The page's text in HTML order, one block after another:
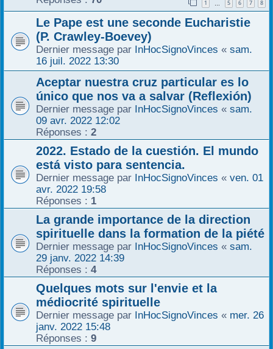
1 … 5 6 7 8
Le Pape est une seconde Eucharistie
(P. Crawley-Boevey)
Dernier message par InHocSignoVinces « sam.
16 juil. 2022 13:30
Aceptar nuestra cruz particular es lo
único que nos va a salvar (Reflexión)
Dernier message par InHocSignoVinces « sam.
09 avr. 2022 12:02
Réponses : 2
2022. Estado de la cuestión. El mundo
está visto para sentencia.
Dernier message par InHocSignoVinces « ven. 01
avr. 2022 19:58
Réponses : 1
La grande importance de la direction
spirituelle dans la formation de la piété
Dernier message par InHocSignoVinces « sam.
29 janv. 2022 14:39
Réponses : 4
Quelques mots sur l'envie et la
médiocrité spirituelle
Dernier message par InHocSignoVinces « mer. 26
janv. 2022 15:48
Réponses : 9